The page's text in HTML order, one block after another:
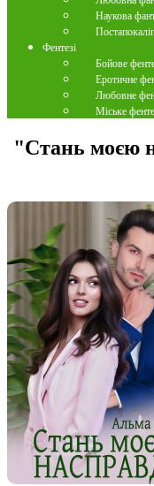
Наукова
Фентезі
Бойове
Еротичне
Любовне
Міське
"Стань моєю